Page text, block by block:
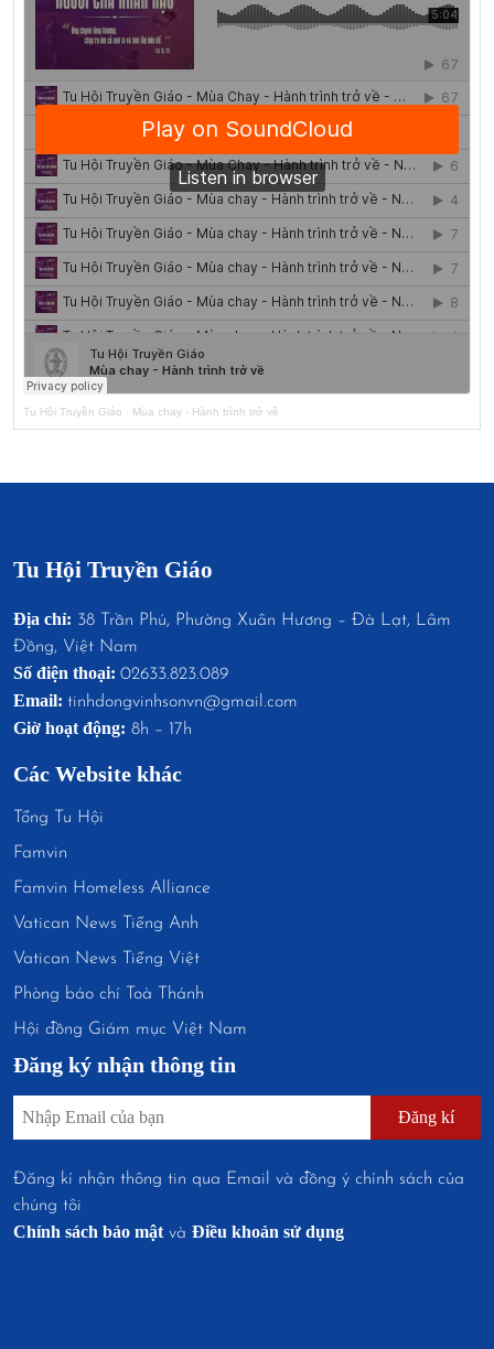
Tu Hội Truyền Giáo · Mùa chay - Hành trình trở về
Tu Hội Truyền Giáo
Địa chỉ: 38 Trần Phú, Phường Xuân Hương – Đà Lạt, Lâm
Đồng, Việt Nam
Số điện thoại: 02633.823.089
Email: tinhdongvinhsonvn@gmail.com
Giờ hoạt động: 8h – 17h
Các Website khác
Tổng Tu Hội
Famvin
Famvin Homeless Alliance
Vatican News Tiếng Anh
Vatican News Tiếng Việt
Phòng báo chí Toà Thánh
Hội đồng Giám mục Việt Nam
Đăng ký nhận thông tin
Đăng kí
Đăng kí nhận thông tin qua Email và đồng ý chính sách của
chúng tôi
Chính sách bảo mậtvà Điều khoản sử dụng